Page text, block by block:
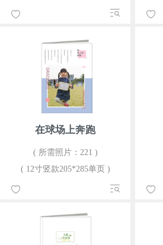
在球场上奔跑
( 所需照片：221 )
( 12寸竖款205*285单页 )